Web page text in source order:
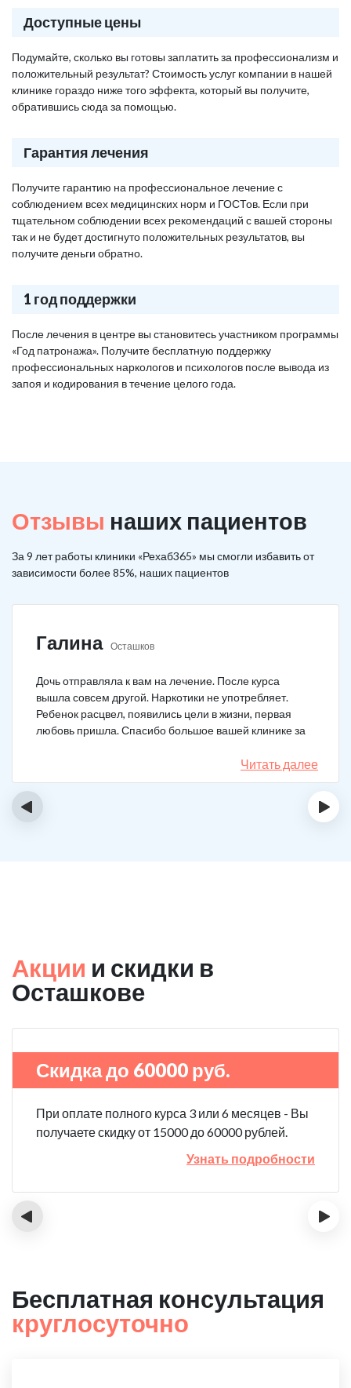
Доступные цены
Подумайте, сколько вы готовы заплатить за профессионализм и
положительный результат? Стоимость услуг компании в нашей
клинике гораздо ниже того эффекта, который вы получите,
обратившись сюда за помощью.
Гарантия лечения
Получите гарантию на профессиональное лечение с
соблюдением всех медицинских норм и ГОСТов. Если при
тщательном соблюдении всех рекомендаций с вашей стороны
так и не будет достигнуто положительных результатов, вы
получите деньги обратно.
1 год поддержки
После лечения в центре вы становитесь участником программы
«Год патронажа». Получите бесплатную поддержку
профессиональных наркологов и психологов после вывода из
запоя и кодирования в течение целого года.
Отзывы наших пациентов
За 9 лет работы клиники «Рехаб365» мы смогли избавить от
зависимости более 85%, наших пациентов
Галина Осташков
Дочь отправляла к вам на лечение. После курса
вышла совсем другой. Наркотики не употребляет.
Ребенок расцвел, появились цели в жизни, первая
любовь пришла. Спасибо большое вашей клинике за
Читать далее
‹ ›
Акции и скидки в
Осташкове
Скидка до 60000 руб.
При оплате полного курса 3 или 6 месяцев - Вы
получаете скидку от 15000 до 60000 рублей.
Узнать подробности
‹ ›
Бесплатная консультация
круглосуточно